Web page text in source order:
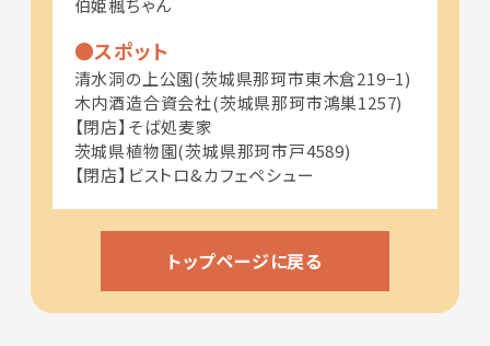
伯姫楓ちゃん
スポット
清水洞の上公園(茨城県那珂市東木倉219−1)
木内酒造合資会社(茨城県那珂市鴻巣1257)
【閉店】そば処麦家
茨城県植物園(茨城県那珂市戸4589)
【閉店】ビストロ&カフェペシュー
トップページに戻る